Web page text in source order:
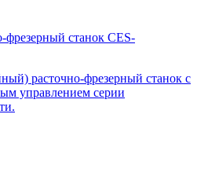
фрезерный станок CES-
расточно-фрезерный станок с
управлением серии